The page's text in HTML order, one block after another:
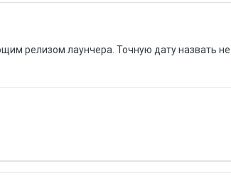
релизом лаунчера. Точную дату назвать